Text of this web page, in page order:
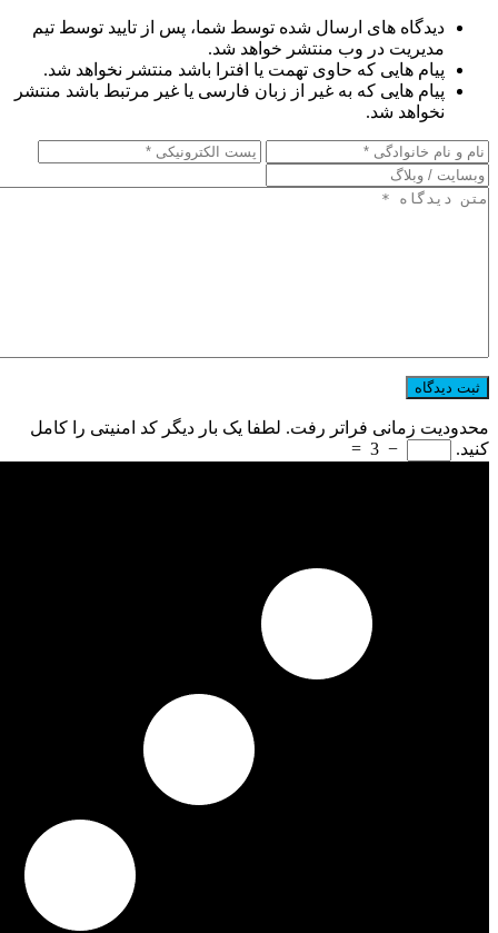
دیدگاه های ارسال شده توسط شما، پس از تایید توسط تیم
مدیریت در وب منتشر خواهد شد.
پیام هایی که حاوی تهمت یا افترا باشد منتشر نخواهد شد.
پیام هایی که به غیر از زبان فارسی یا غیر مرتبط باشد منتشر
نخواهد شد.
محدودیت زمانی فراتر رفت. لطفا یک بار دیگر کد امنیتی را کامل
کنید.
−
3
=